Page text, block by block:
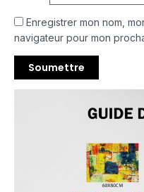
Enregistrer mon nom,
navigateur pour mon